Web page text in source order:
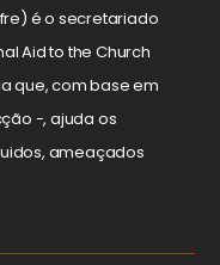
é o secretariado
Aid to the Church
que, com base em
-, ajuda os
ameaçados